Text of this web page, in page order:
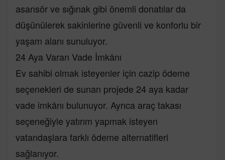
asansör ve sığınak gibi önemli donatılar da
düşünülerek sakinlerine güvenli ve konforlu bir
yaşam alanı sunuluyor.
24 Aya Varan Vade İmkânı
Ev sahibi olmak isteyenler için cazip ödeme
seçenekleri de sunan projede 24 aya kadar
vade imkânı bulunuyor. Ayrıca araç takası
seçeneğiyle yatırım yapmak isteyen
vatandaşlara farklı ödeme alternatifleri
sağlanıyor.